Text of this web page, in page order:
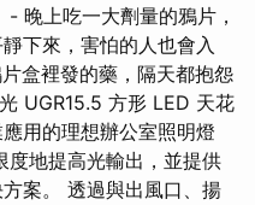
晚上吃一大劑量的鴉片，
下來，害怕的人也會入
盒裡發的藥，隔天都抱怨
UGR15.5 方形 LED 天花
用的理想辦公室照明燈
度地提高光輸出，並提供
案。 透過與出風口、揚